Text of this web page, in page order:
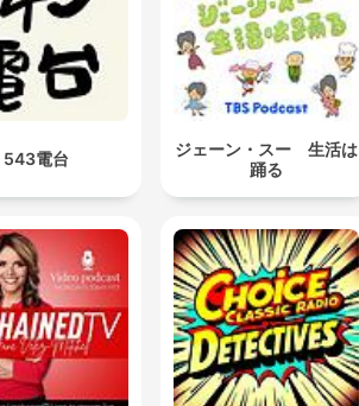
543電台
ジェーン・スー 生活は
踊る